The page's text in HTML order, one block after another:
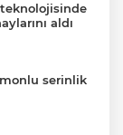
aldı
serinlik